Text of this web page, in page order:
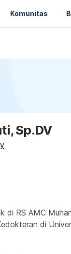
Komunitas
Sp.DV
di RS AMC
di